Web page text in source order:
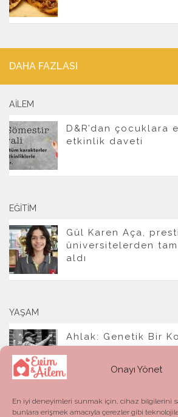
Onayı Yönet
En iyi deneyimleri sunmak için, cihaz bilgilerini
bunlara erişmek amacıyla çerezler gibi
DAHA FAZLASI
AILEM
D&R’dan çocuklara
etkinlik daveti
EĞITIM
Gül Karen Aça,
üniversitelerden
aldı
YAŞAM
Ahlak: Genetik Bir
Bir Refleks mi?